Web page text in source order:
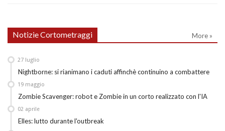
Notizie Cortometraggi More »
Nightborne: si rianimano i caduti affinchè continuino a combattere
27 luglio
Zombie Scavenger: robot e Zombie in un corto realizzato con l'IA
19 maggio
Elles: lutto durante l'outbreak
02 aprile